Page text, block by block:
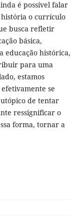
é possível falar
história o currículo
busca refletir
básica,
educação histórica,
para uma
estamos
se
de tentar
ressignificar o
forma, tornar a